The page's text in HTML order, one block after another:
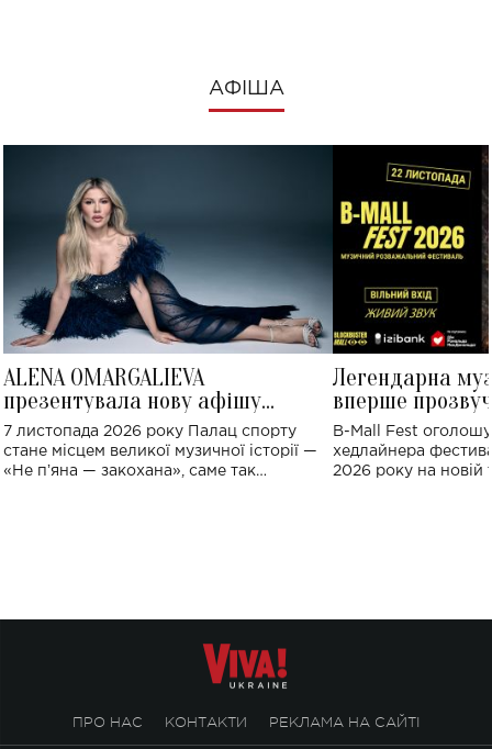
АФІША
ALENA OMARGALIEVA
презентувала нову афішу
великого концерту в Палаці
спорту
7 листопада 2026 року Палац спорту
стане місцем великої музичної історії —
«Не пʼяна — закохана», саме так
Легендарна
вперше
Україні: де
B-Mall Fest
хедлайнера
2026 року на новій
ПРО НАС КОНТАКТИ РЕКЛАМА НА САЙТІ